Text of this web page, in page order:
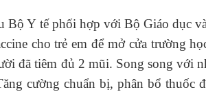
Bộ Y tế phối hợp với Bộ Giáo dục
cho trẻ em để mở cửa trường
đã tiêm đủ 2 mũi. Song song với
cường chuẩn bị, phân bổ thuốc